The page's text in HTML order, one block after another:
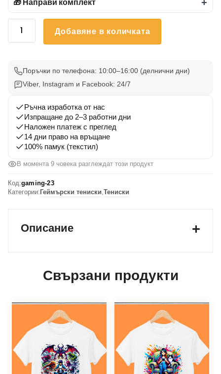
+
количество
23
Добавяне в количката
Поръчки по телефона: 10:00–16:00 (делнични дни)
Viber, Instagram и Facebook: 24/7
Ръчна изработка от нас
Изпращане до 2–3 работни дни
Наложен платеж с преглед
14 дни право на връщане
100% памук (текстил)
В момента 9 човека разглеждат този продукт
Код:gaming-23
Категории: Геймърски тениски Тениски
Описание
Свързани продукти